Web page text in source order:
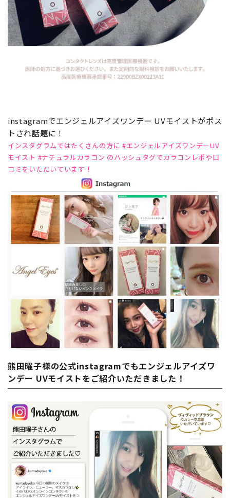
instagramでエンジェルアイズワンデー UVモイストがポス
トされ話題に！
インスタグラムではたくさんの方に #エンジェルアイズワンデーUV
モイスト #ナチュラルカラコン のハッシュタグでカラコンレポや口
コミをいただいています！
熊田曜子様の公式instagramでもエンジェルアイズワ
ンデー UVモイストをご紹介いただきました！